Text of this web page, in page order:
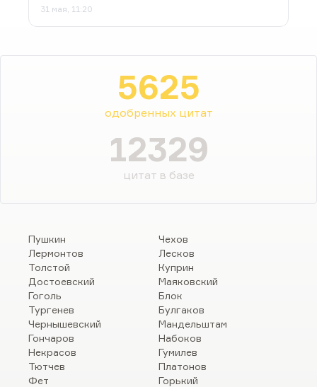
31 мая, 11:20
5625
одобренных цитат
12329
цитат в базе
Пушкин
Лермонтов
Толстой
Достоевский
Гоголь
Тургенев
Чернышевский
Гончаров
Некрасов
Тютчев
Фет
Чехов
Лесков
Куприн
Маяковский
Блок
Булгаков
Мандельштам
Набоков
Гумилев
Платонов
Горький